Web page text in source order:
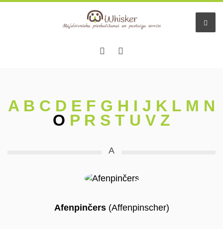
A B C D E F G H I J K L M N
O P R S T U V Z
A
Afenpinčers(Affenpinscher)